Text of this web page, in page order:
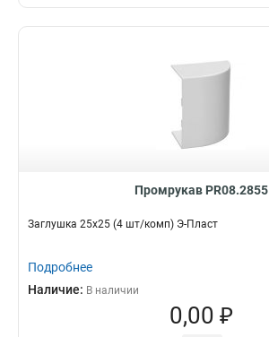
Промрукав PR08.2855
Заглушка 25х25 (4 шт/комп) Э-Пласт
Подробнее
Наличие: В наличии
0,00 ₽